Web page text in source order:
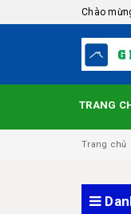
Chào
TRANG
Trang chủ